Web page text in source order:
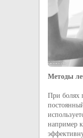
Методы
При болях
например